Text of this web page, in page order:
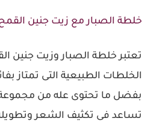
خلطة الصبار مع زيت جنين
تعتبر خلطة الصبار وزيت جنين
الخلطات الطبيعية التى تمتاز
بفضل ما تحتوى عله من مجموعة
تساعد فى تكثيف الشعر